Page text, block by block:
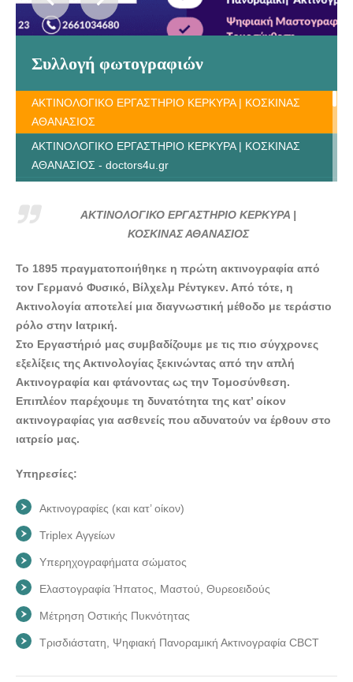
Συλλογή φωτογραφιών
ΑΚΤΙΝΟΛΟΓΙΚΟ ΕΡΓΑΣΤΗΡΙΟ ΚΕΡΚΥΡΑ | ΚΟΣΚΙΝΑΣ
ΑΘΑΝΑΣΙΟΣ
ΑΚΤΙΝΟΛΟΓΙΚΟ ΕΡΓΑΣΤΗΡΙΟ ΚΕΡΚΥΡΑ | ΚΟΣΚΙΝΑΣ
ΑΘΑΝΑΣΙΟΣ - doctors4u.gr
ΑΘΑΝΑΣΙΟΣ - doctors4u.gr
ΑΚΤΙΝΟΛΟΓΙΚΟ ΕΡΓΑΣΤΗΡΙΟ ΚΕΡΚΥΡΑ | ΚΟΣΚΙΝΑΣ
ΑΚΤΙΝΟΛΟΓΙΚΟ ΕΡΓΑΣΤΗΡΙΟ ΚΕΡΚΥΡΑ | ΚΟΣΚΙΝΑΣ
ΑΘΑΝΑΣΙΟΣ - doctors4u.gr
ΑΚΤΙΝΟΛΟΓΙΚΟ ΕΡΓΑΣΤΗΡΙΟ ΚΕΡΚΥΡΑ | ΚΟΣΚΙΝΑΣ
ΑΘΑΝΑΣΙΟΣ - doctors4u.gr
ΑΚΤΙΝΟΛΟΓΙΚΟ ΕΡΓΑΣΤΗΡΙΟ ΚΕΡΚΥΡΑ | ΚΟΣΚΙΝΑΣ
ΑΘΑΝΑΣΙΟΣ - doctors4u.gr
ΑΚΤΙΝΟΛΟΓΙΚΟ ΕΡΓΑΣΤΗΡΙΟ ΚΕΡΚΥΡΑ | ΚΟΣΚΙΝΑΣ
ΑΘΑΝΑΣΙΟΣ - doctors4u.gr
ΑΘΑΝΑΣΙΟΣ - doctors4u.gr
ΑΘΑΝΑΣΙΟΣ - doctors4u.gr
ΑΚΤΙΝΟΛΟΓΙΚΟ ΕΡΓΑΣΤΗΡΙΟ ΚΕΡΚΥΡΑ | ΚΟΣΚΙΝΑΣ
ΑΘΑΝΑΣΙΟΣ - doctors4u.gr
ΑΘΑΝΑΣΙΟΣ - doctors4u.gr
ΑΚΤΙΝΟΛΟΓΙΚΟ ΕΡΓΑΣΤΗΡΙΟ ΚΕΡΚΥΡΑ |
ΚΟΣΚΙΝΑΣ ΑΘΑΝΑΣΙΟΣ
Το 1895 πραγματοποιήθηκε η πρώτη ακτινογραφία από
τον Γερμανό Φυσικό, Βίλχελμ Ρέντγκεν. Από τότε, η
Ακτινολογία αποτελεί μια διαγνωστική μέθοδο με τεράστιο
ρόλο στην Ιατρική.
Στο Εργαστήριό μας συμβαδίζουμε με τις πιο σύγχρονες
εξελίξεις της Ακτινολογίας ξεκινώντας από την απλή
Ακτινογραφία και φτάνοντας ως την Τομοσύνθεση.
Επιπλέον παρέχουμε τη δυνατότητα της κατ’ οίκον
ακτινογραφίας για ασθενείς που αδυνατούν να έρθουν στο
ιατρείο μας.
Υπηρεσίες:
Ακτινογραφίες (και κατ’ οίκον)
Triplex Αγγείων
Υπερηχογραφήματα σώματος
Ελαστογραφία Ήπατος, Μαστού, Θυρεοειδούς
Μέτρηση Οστικής Πυκνότητας
Τρισδιάστατη, Ψηφιακή Πανοραμική Ακτινογραφία CBCT